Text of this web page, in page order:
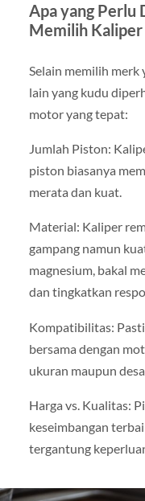
Apa yang Perlu
Memilih
Selain memilih merk
lain yang kudu
motor yang tepat:
Jumlah Piston:
piston biasanya
merata dan kuat.
Material: Kaliper
gampang namun
magnesium, bakal
dan tingkatkan
Kompatibilitas:
bersama dengan
ukuran maupun
Harga vs. Kualitas:
keseimbangan
tergantung